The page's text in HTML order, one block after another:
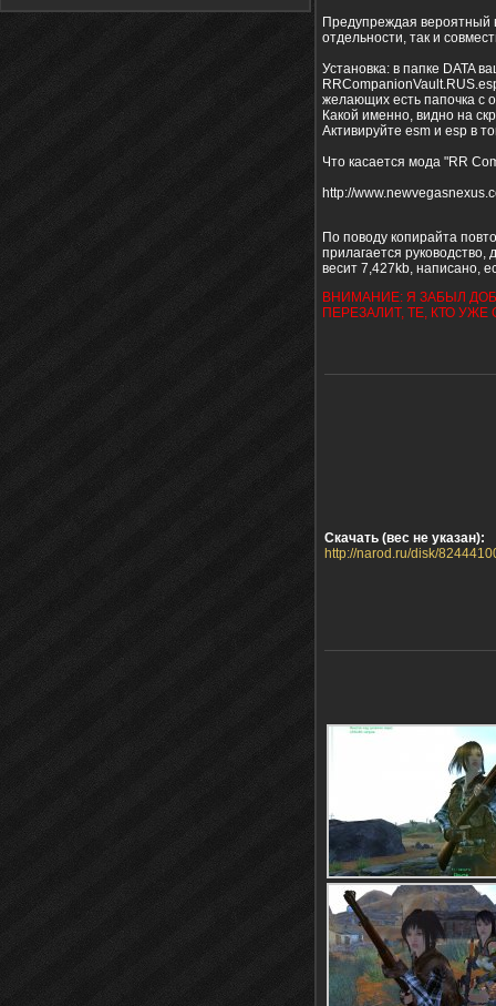
Предупреждая вероятный
отдельности, так и
Установка: в папке DATA
желающих есть папочка с
Какой именно, видно на
Активируйте esm и esp в
Что касается мода "RR
http://
По поводу копирайта
прилагается
весит 7,427kb, написано,
ВНИМАНИЕ: Я ЗАБЫЛ
ПЕРЕЗАЛИТ, ТЕ, КТО
Скачать (вес не указан):
http://narod.ru/disk/